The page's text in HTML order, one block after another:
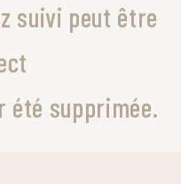
suivi peut être
été supprimée.